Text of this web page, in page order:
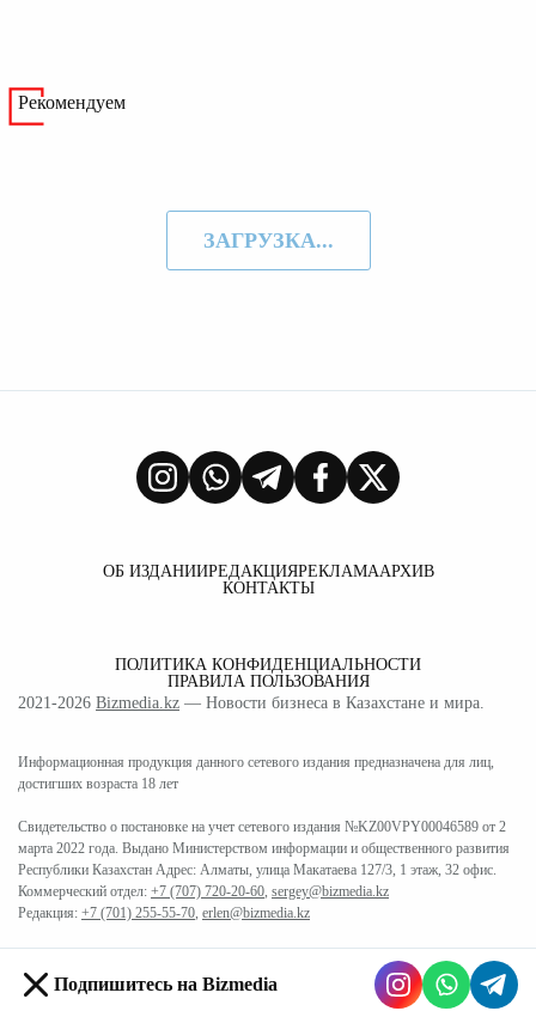
Рекомендуем
ЗАГРУЗКА...
ОБ ИЗДАНИИРЕДАКЦИЯРЕКЛАМААРХИВ
КОНТАКТЫ
ПОЛИТИКА КОНФИДЕНЦИАЛЬНОСТИ
ПРАВИЛА ПОЛЬЗОВАНИЯ
2021-2026 Bizmedia.kz — Новости бизнеса в Казахстане и мира.
Информационная продукция данного сетевого издания предназначена для лиц,
достигших возраста 18 лет
Свидетельство о постановке на учет сетевого издания №KZ00VPY00046589 от 2
марта 2022 года. Выдано Министерством информации и общественного развития
Республики Казахстан Адрес: Алматы, улица Макатаева 127/3, 1 этаж, 32 офис.
Коммерческий отдел: +7 (707) 720-20-60, sergey@bizmedia.kz
Редакция: +7 (701) 255-55-70, erlen@bizmedia.kz
Подпишитесь на Bizmedia